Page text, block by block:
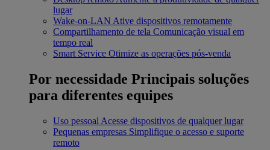
lugar
Wake-on-LAN Ative dispositivos remotamente
Compartilhamento de tela Comunicação visual em
tempo real
Smart Service Otimize as operações pós-venda
Por necessidade Principais soluções
para diferentes equipes
Uso pessoal Acesse dispositivos de qualquer lugar
Pequenas empresas Simplifique o acesso e suporte
remoto